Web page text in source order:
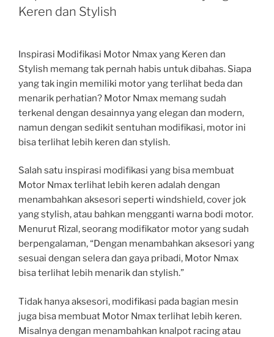
Keren dan Stylish
Inspirasi Modifikasi Motor Nmax yang Keren dan
Stylish memang tak pernah habis untuk dibahas. Siapa
yang tak ingin memiliki motor yang terlihat beda dan
menarik perhatian? Motor Nmax memang sudah
terkenal dengan desainnya yang elegan dan modern,
namun dengan sedikit sentuhan modifikasi, motor ini
bisa terlihat lebih keren dan stylish.
Salah satu inspirasi modifikasi yang bisa membuat
Motor Nmax terlihat lebih keren adalah dengan
menambahkan aksesori seperti windshield, cover jok
yang stylish, atau bahkan mengganti warna bodi motor.
Menurut Rizal, seorang modifikator motor yang sudah
berpengalaman, “Dengan menambahkan aksesori yang
sesuai dengan selera dan gaya pribadi, Motor Nmax
bisa terlihat lebih menarik dan stylish.”
Tidak hanya aksesori, modifikasi pada bagian mesin
juga bisa membuat Motor Nmax terlihat lebih keren.
Misalnya dengan menambahkan knalpot racing atau